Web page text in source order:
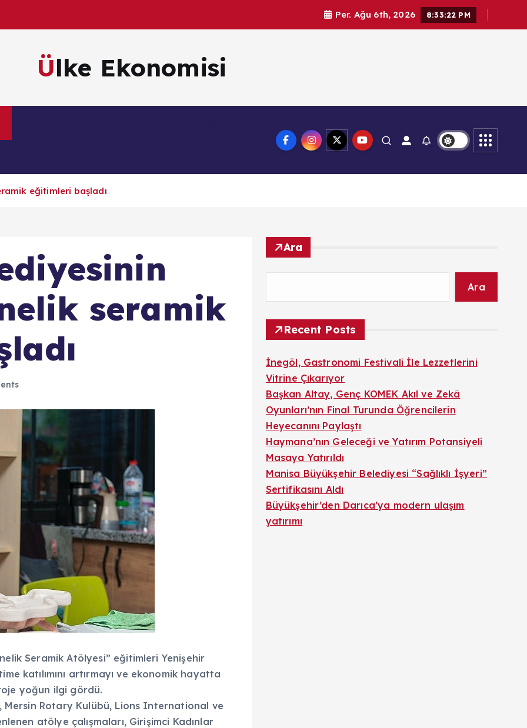
Per. Ağu 6th, 2026 8:33:23 PM
Ülke Ekonomisi
eğitimleri başladı
seramik
Seramik Atölyesi” eğitimleri Yenişehir
katılımını artırmayı ve ekonomik hayatta
yoğun ilgi gördü.
Mersin Rotary Kulübü, Lions International ve
atölye çalışmaları, Girişimci Kadınlar
Ara
Ara
Recent Posts
İnegöl, Gastronomi Festivali İle Lezzetlerini
Vitrine Çıkarıyor
Başkan Altay, Genç KOMEK Akıl ve Zekâ
Oyunları’nın Final Turunda Öğrencilerin
Heyecanını Paylaştı
Haymana’nın Geleceği ve Yatırım Potansiyeli
Masaya Yatırıldı
Manisa Büyükşehir Belediyesi “Sağlıklı İşyeri”
Sertifikasını Aldı
Büyükşehir’den Darıca’ya modern ulaşım
yatırımı